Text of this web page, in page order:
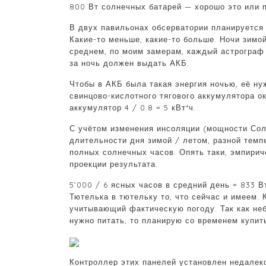
800 Вт солнечных батарей — хорошо это или
В двух павильонах обсерватории
Какие-то меньше, какие-то больше. Ночи
среднем, по моим замерам, каждый астрограф
за ночь должен выдать АКБ.
Чтобы в АКБ была такая энергия ночью, её
свинцово-кислотного тягового аккумулятора
аккумулятор 4 / 0.8 = 5 кВт*ч.
С учётом изменения инсоляции (мощности
длительности дня зимой / летом, разной
полных солнечных часов. Опять таки,
проекции результата.
5’000 / 6 ясных часов в средний день = 833
Тютелька в тютельку то, что сейчас и имеем.
учитывающий фактическую погоду. Так как
нужно питать, то планирую со временем
Контроллер этих панелей установлен